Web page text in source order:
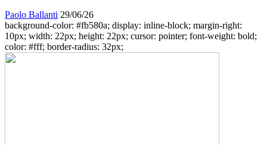
Paolo Ballanti 29/06/26
background-color: #fb580a; display: inline-block; margin-right:
10px; width: 22px; height: 22px; cursor: pointer; font-weight: bold;
color: #fff; border-radius: 32px;